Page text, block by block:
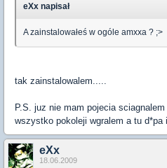
eXx napisał
A zainstalowałeś w ogóle amxxa ? ;>
tak zainstalowalem.....
P.S. juz nie mam pojecia
wszystko pokoleji wgralem a tu d*pa
eXx
18.06.2009